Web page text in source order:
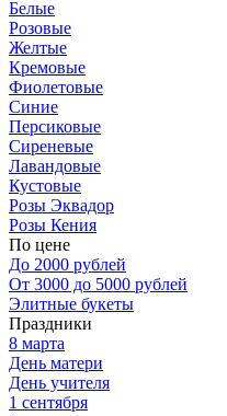
Белые
Розовые
Желтые
Кремовые
Фиолетовые
Синие
Персиковые
Сиреневые
Лавандовые
Кустовые
Розы Эквадор
Розы Кения
По цене
До 2000 рублей
От 3000 до 5000 рублей
Элитные букеты
Праздники
8 марта
День матери
День учителя
1 сентября